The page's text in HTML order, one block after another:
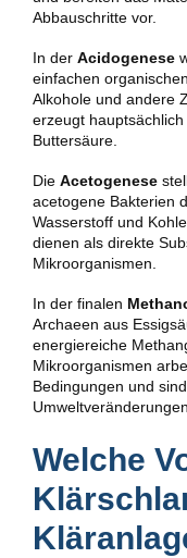
Abbauschritte vor.
In der Acidogenese
einfachen
Alkohole und andere
erzeugt
Buttersäure.
Die Acetogenese
acetogene Bakterien
Wasserstoff und
dienen als direkte
Mikroorganismen.
In der finalen
Archaeen aus
energiereiche
Mikroorganismen
Bedingungen und
Umweltveränderungen.
Welche